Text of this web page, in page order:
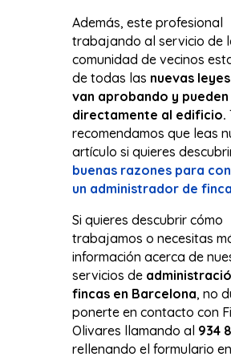
Además, este profesional
trabajando al servicio de
comunidad de vecinos
de todas las nuevas
van aprobando y
directamente al edificio.
recomendamos que leas
artículo si quieres
buenas razones para
un administrador de
Si quieres descubrir cómo
trabajamos o necesitas
información acerca de
servicios de
fincas en Barcelona, no
ponerte en contacto con
Olivares llamando al 934
rellenando el formulario en